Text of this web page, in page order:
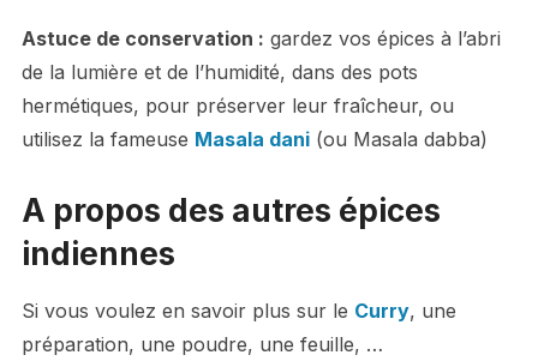
Astuce de conservation : gardez vos épices à l’abri
de la lumière et de l’humidité, dans des pots
hermétiques, pour préserver leur fraîcheur, ou
utilisez la fameuse Masala dani(ou Masala dabba)
A propos des autres épices
indiennes
Si vous voulez en savoir plus sur le Curry, une
préparation, une poudre, une feuille, …